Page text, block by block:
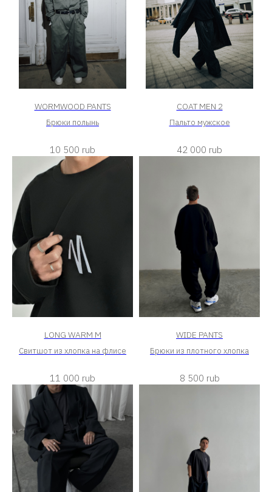
WORMWOOD PANTS
Брюки полынь
10 500 rub
COAT MEN 2
Пальто мужское
42 000 rub
LONG WARM M
Свитшот из хлопка на флисе
11 000 rub
WIDE PANTS
Брюки из плотного хлопка
8 500 rub